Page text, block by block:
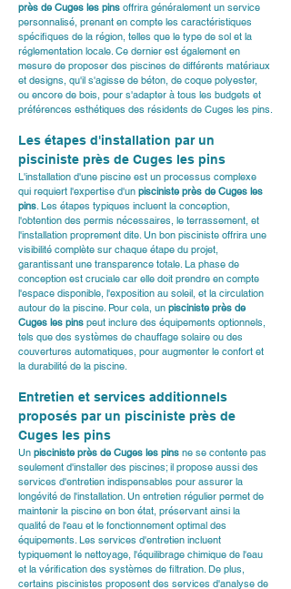
près de Cuges les pins offrira généralement un service
personnalisé, prenant en compte les caractéristiques
spécifiques de la région, telles que le type de sol et la
réglementation locale. Ce dernier est également en
mesure de proposer des piscines de différents matériaux
et designs, qu'il s'agisse de béton, de coque polyester,
ou encore de bois, pour s'adapter à tous les budgets et
préférences esthétiques des résidents de Cuges les pins.
Les étapes d'installation par un
pisciniste près de Cuges les pins
L'installation d'une piscine est un processus complexe
qui requiert l'expertise d'un pisciniste près de Cuges les
pins. Les étapes typiques incluent la conception,
l'obtention des permis nécessaires, le terrassement, et
l'installation proprement dite. Un bon pisciniste offrira une
visibilité complète sur chaque étape du projet,
garantissant une transparence totale. La phase de
conception est cruciale car elle doit prendre en compte
l'espace disponible, l'exposition au soleil, et la circulation
autour de la piscine. Pour cela, un pisciniste près de
Cuges les pins peut inclure des équipements optionnels,
tels que des systèmes de chauffage solaire ou des
couvertures automatiques, pour augmenter le confort et
la durabilité de la piscine.
Entretien et services additionnels
proposés par un pisciniste près de
Cuges les pins
Un pisciniste près de Cuges les pins ne se contente pas
seulement d'installer des piscines; il propose aussi des
services d'entretien indispensables pour assurer la
longévité de l'installation. Un entretien régulier permet de
maintenir la piscine en bon état, préservant ainsi la
qualité de l'eau et le fonctionnement optimal des
équipements. Les services d'entretien incluent
typiquement le nettoyage, l'équilibrage chimique de l'eau
et la vérification des systèmes de filtration. De plus,
certains piscinistes proposent des services d'analyse de